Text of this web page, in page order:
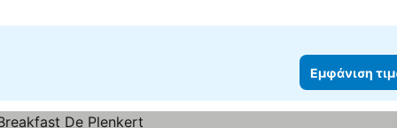
Εμφάνιση